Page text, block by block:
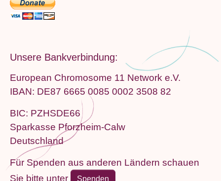
Unsere Bankverbindung:
European Chromosome 11 Network e.V.
IBAN: DE87 6665 0085 0002 3508 82
BIC: PZHSDE66
Sparkasse Pforzheim-Calw
Deutschland
Für Spenden aus anderen Ländern schauen
Sie bitte unter
Spenden